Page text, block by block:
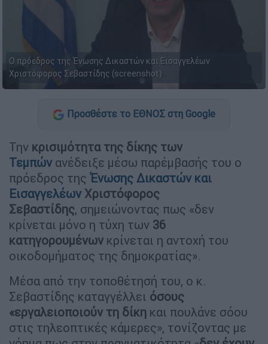
Ο πρόεδρος της Ένωσης Δικαστών και Εισαγγελέων
Χριστόφορος Σεβαστίδης (screenshot)
Προσθέστε το ΕΘΝΟΣ στη Google
Την κρισιμότητα της δίκης των
Τεμπών ανέδειξε μέσω παρέμβασής του ο
πρόεδρος της Ένωσης Δικαστών και
Εισαγγελέων Χριστόφορος
Σεβαστίδης, σημειώνοντας πως «δεν
κρίνεται μόνο η τύχη των 36
κατηγορουμένων κρίνεται η αντοχή του
οικοδομήματος της δημοκρατίας».
Μέσα από την τοποθέτησή του, ο κ.
Σεβαστίδης καταγγέλλει όσους
«εργαλειοποιούν τη δίκη και πουλάνε σόου
στις τηλεοπτικές κάμερες», τονίζοντας με